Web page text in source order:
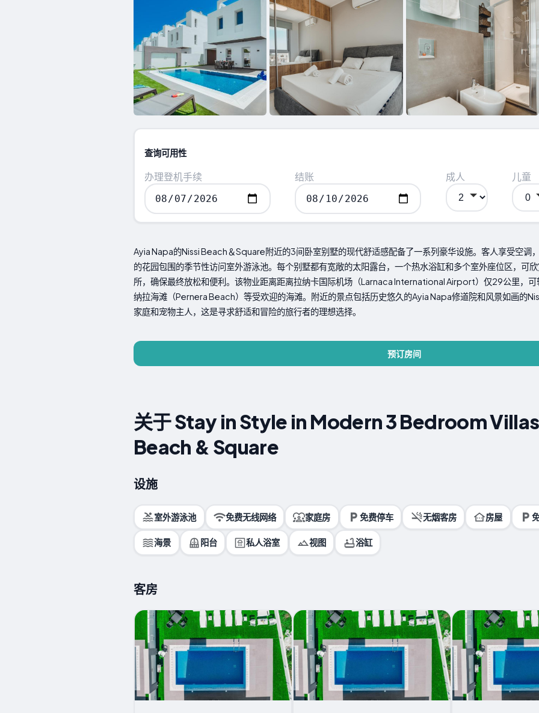
查询可用性
办理登机手续 结账 成人 儿童
Ayia Napa的Nissi Beach＆Square附近的3间卧室别墅的现代舒适感配备了一系列豪华设施。客人享受空调
的花园包围的季节性访问室外游泳池。每个别墅都有宽敞的太阳露台，一个热水浴缸和多个室外座位区，可
所，确保最终放松和便利。该物业距离距离拉纳卡国际机场（Larnaca International Airport）仅29公里，
纳拉海滩（Pernera Beach）等​​受欢迎的海滩。附近的景点包括历史悠久的Ayia Napa修道院和风景如画的
家庭和宠物主人，这是寻求舒适和冒险的旅行者的理想选择。
预订房间
关于 Stay in Style in Modern 3 Bedroom
Beach & Square
设施
室外游泳池 免费无线网络 家庭房 免费停车 无烟客房 房屋
海景 阳台 私人浴室 视图 浴缸
客房